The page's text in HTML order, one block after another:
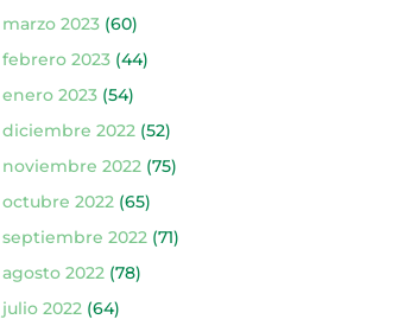
marzo 2023(60)
febrero 2023(44)
enero 2023(54)
diciembre 2022(52)
noviembre 2022(75)
octubre 2022(65)
septiembre 2022(71)
agosto 2022(78)
julio 2022(64)